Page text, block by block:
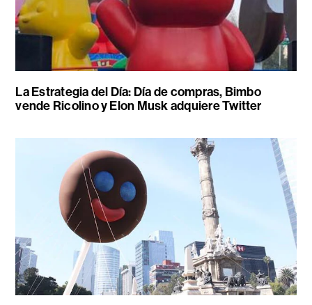
La Estrategia del Día: Día de compras, Bimbo
vende Ricolino y Elon Musk adquiere Twitter